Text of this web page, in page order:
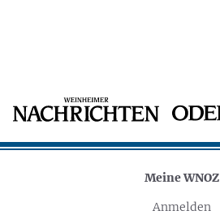
Meine WNOZ
Anmelden